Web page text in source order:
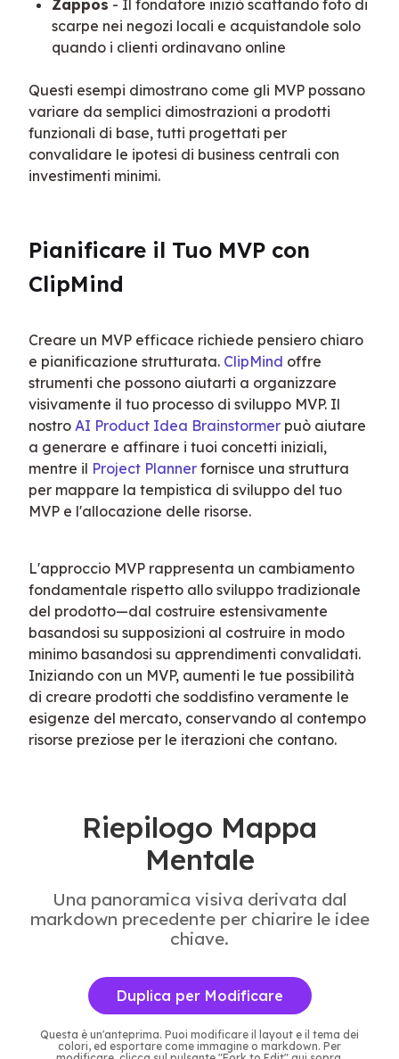
Zappos - Il fondatore iniziò scattando foto di
scarpe nei negozi locali e acquistandole solo
quando i clienti ordinavano online
Questi esempi dimostrano come gli MVP possano
variare da semplici dimostrazioni a prodotti
funzionali di base, tutti progettati per
convalidare le ipotesi di business centrali con
investimenti minimi.
Pianificare il Tuo MVP con
ClipMind
Creare un MVP efficace richiede pensiero chiaro
e pianificazione strutturata. ClipMind offre
strumenti che possono aiutarti a organizzare
visivamente il tuo processo di sviluppo MVP. Il
nostro AI Product Idea Brainstormer può aiutare
a generare e affinare i tuoi concetti iniziali,
mentre il Project Planner fornisce una struttura
per mappare la tempistica di sviluppo del tuo
MVP e l'allocazione delle risorse.
L'approccio MVP rappresenta un cambiamento
fondamentale rispetto allo sviluppo tradizionale
del prodotto—dal costruire estensivamente
basandosi su supposizioni al costruire in modo
minimo basandosi su apprendimenti convalidati.
Iniziando con un MVP, aumenti le tue possibilità
di creare prodotti che soddisfino veramente le
esigenze del mercato, conservando al contempo
risorse preziose per le iterazioni che contano.
Riepilogo Mappa
Mentale
Una panoramica visiva derivata dal
markdown precedente per chiarire le idee
chiave.
Duplica per Modificare
Questa è un'anteprima. Puoi modificare il layout e il tema dei
colori, ed esportare come immagine o markdown. Per